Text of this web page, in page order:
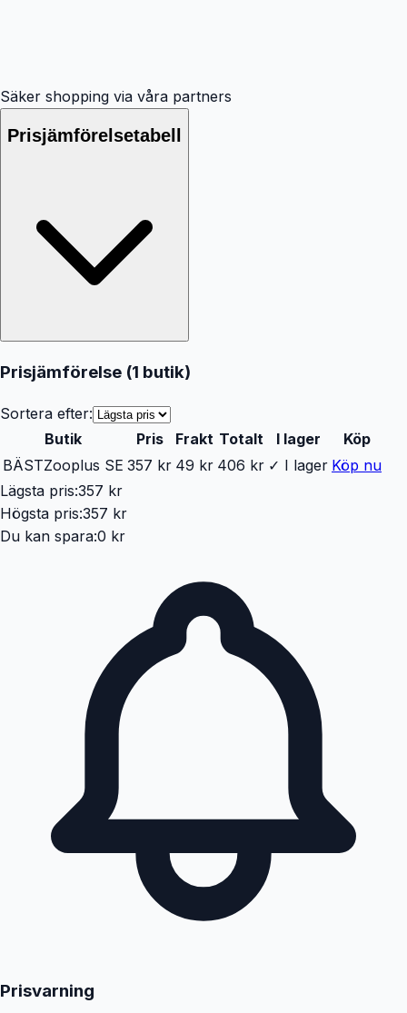
Säker shopping via våra partners
Prisjämförelsetabell
Prisjämförelse (1 butik)
Sortera efter:
Butik
Pris Frakt Totalt I lager
Köp
BÄSTZooplus SE 357 kr 49 kr 406 kr ✓ I lager Köp nu
Lägsta pris:357 kr
Högsta pris:357 kr
Du kan spara:0 kr
Prisvarning